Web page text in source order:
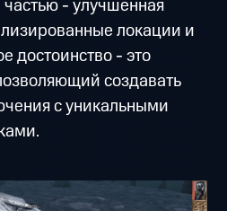
- улучшенная
локации и
достоинство - это
создавать
с уникальными